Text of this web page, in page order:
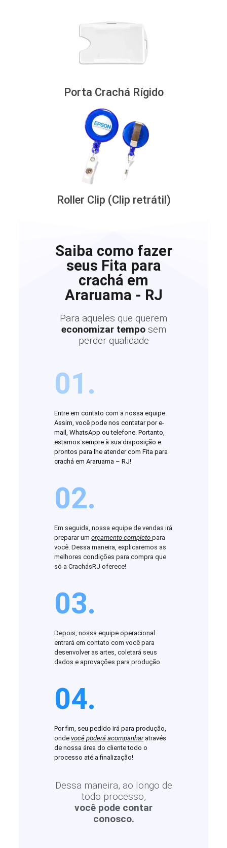
Porta Crachá Rígido
Roller Clip (Clip retrátil)
Saiba como fazer
seus Fita para
crachá em
Araruama - RJ
Para aqueles que querem
economizar tempo sem
perder qualidade
01.
Entre em contato com a nossa equipe.
Assim, você pode nos contatar por e-
mail, WhatsApp ou telefone. Portanto,
estamos sempre à sua disposição e
prontos para lhe atender com Fita para
crachá em Araruama – RJ!
02.
Em seguida, nossa equipe de vendas irá
preparar umorçamento completopara
você. Dessa maneira, explicaremos as
melhores condições para compra que
só a CrachásRJ oferece!
03.
Depois, nossa equipe operacional
entrará em contato com você para
desenvolver as artes, coletará seus
dados e aprovações para produção.
04.
Por fim, seu pedido irá para produção,
ondevocê poderá acompanharatravés
de nossa área do cliente todo o
processo até a finalização!
Dessa maneira, ao longo de
todo processo,
você pode contar
conosco.